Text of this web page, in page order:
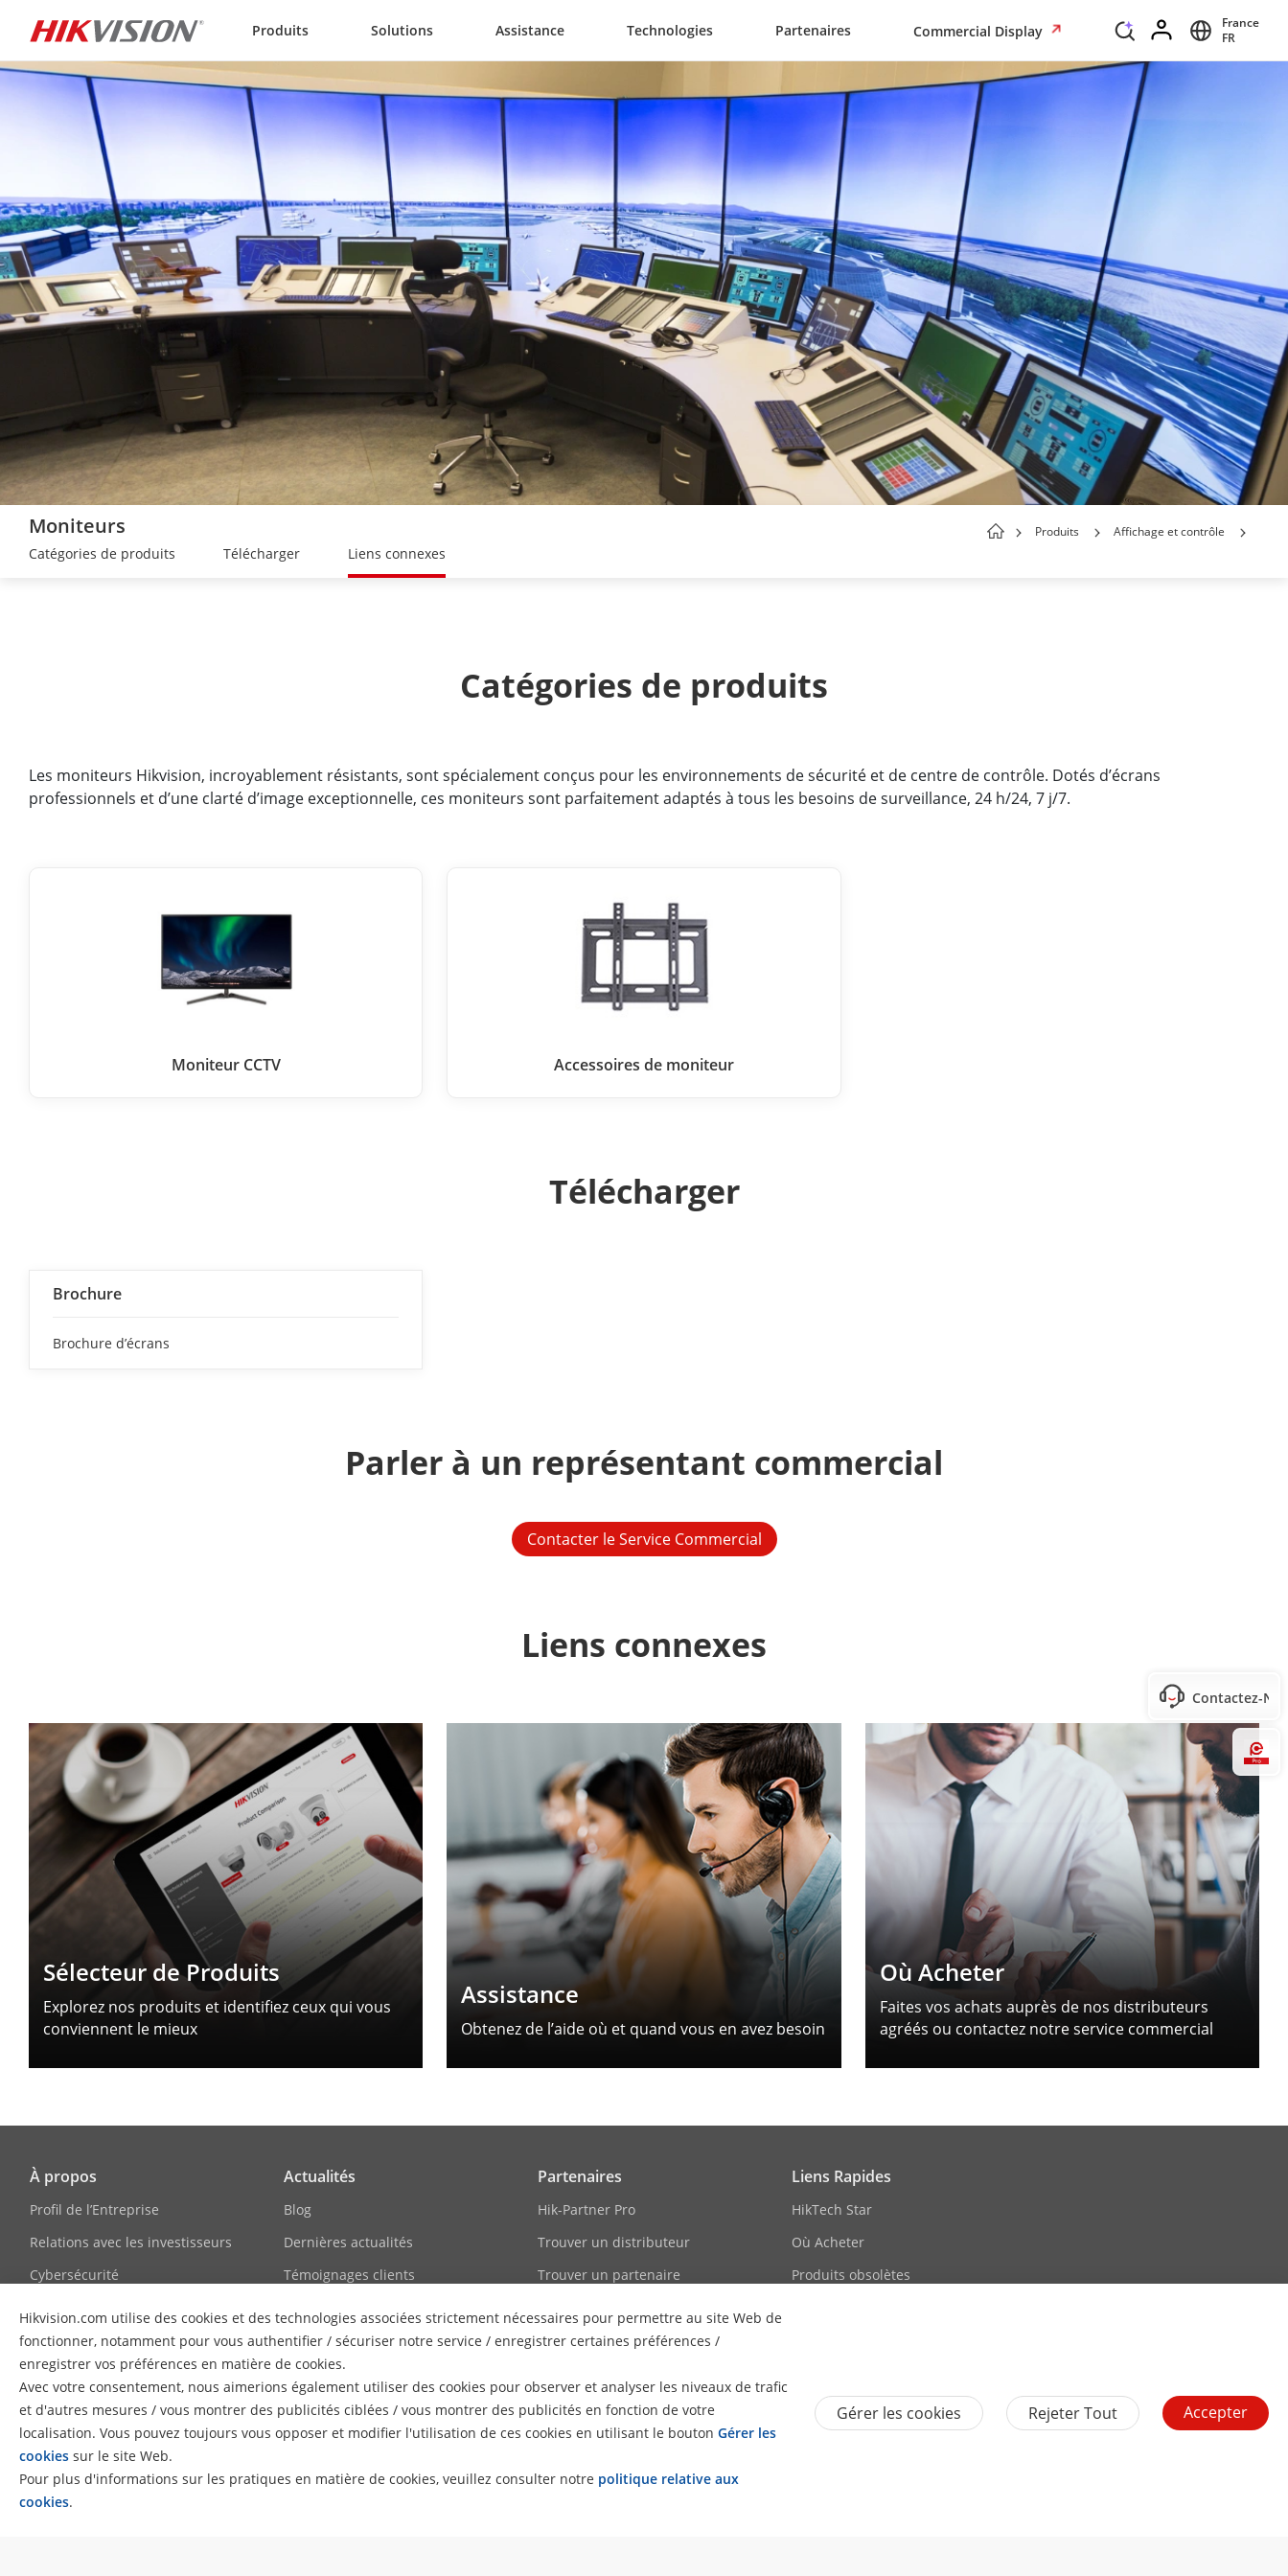
Produits Solutions Assistance Technologies Partenaires Commercial Display
France
FR
Moniteurs Produits Affichage et contrôle
Catégories de produits Télécharger Liens connexes
Catégories de produits
Les moniteurs Hikvision, incroyablement résistants, sont spécialement conçus pour les environnements de sécurité et de centre de contrôle. Dotés d’écrans
professionnels et d’une clarté d’image exceptionnelle, ces moniteurs sont parfaitement adaptés à tous les besoins de surveillance, 24 h/24, 7 j/7.
Moniteur CCTV Accessoires de moniteur
Télécharger
Brochure
Brochure d’écrans
Parler à un représentant commercial
Contacter le Service Commercial
Liens connexes
Sélecteur de Produits
Explorez nos produits et identifiez ceux qui vous
conviennent le mieux
Assistance
Obtenez de l’aide où et quand vous en avez besoin
Où Acheter
Faites vos achats auprès de nos distributeurs
agréés ou contactez notre service commercial
Hikvision.com utilise des cookies et des technologies associées strictement nécessaires pour permettre au site Web de
fonctionner, notamment pour vous authentifier / sécuriser notre service / enregistrer certaines préférences /
enregistrer vos préférences en matière de cookies.
Avec votre consentement, nous aimerions également utiliser des cookies pour observer et analyser les niveaux de trafic
et d'autres mesures / vous montrer des publicités ciblées / vous montrer des publicités en fonction de votre
localisation. Vous pouvez toujours vous opposer et modifier l'utilisation de ces cookies en utilisant le bouton Gérer les
cookies sur le site Web.
Pour plus d'informations sur les pratiques en matière de cookies, veuillez consulter notre politique relative aux
cookies.
Gérer les cookies Rejeter Tout Accepter
Contactez-
À propos
Profil de l’Entreprise
Relations avec les investisseurs
Cybersécurité
Développement durable
Axé sur la qualité
Contactez-nous
FAQ
Actualités
Blog
Dernières actualités
Témoignages clients
Bibliothèque vidéo
Partenaires
Hik-Partner Pro
Trouver un distributeur
Trouver un partenaire
Portail des partenaires
technologiques
Hikvision Embedded Open
Platform
Témoignage de partenaire
Liens Rapides
HikTech Star
Où Acheter
Produits obsolètes